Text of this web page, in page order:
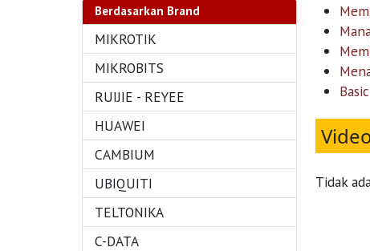
Berdasarkan Brand
MIKROTIK
MIKROBITS
RUIJIE - REYEE
HUAWEI
CAMBIUM
UBIQUITI
TELTONIKA
C-DATA
Tidak